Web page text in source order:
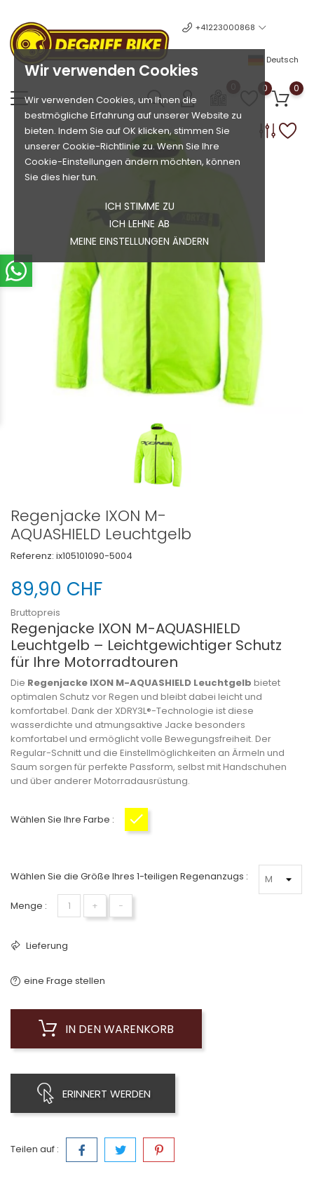
Wir verwenden Cookies
Wir verwenden Cookies, um Ihnen die
bestmögliche Erfahrung auf unserer Website zu
bieten. Indem Sie auf OK klicken, stimmen Sie
unserer Cookie-Richtlinie zu. Wenn Sie Ihre
Cookie-Einstellungen ändern möchten, können
Sie dies hier tun.
ICH STIMME ZU
ICH LEHNE AB
MEINE EINSTELLUNGEN ÄNDERN
+41223000868
Deutsch
0 0
Regenjacke IXON M-
AQUASHIELD Leuchtgelb
Referenz: ix105101090-5004
89,90 CHF
Bruttopreis
Regenjacke IXON M-AQUASHIELD
Leuchtgelb – Leichtgewichtiger Schutz
für Ihre Motorradtouren
Die Regenjacke IXON M-AQUASHIELD Leuchtgelb bietet
optimalen Schutz vor Regen und bleibt dabei leicht und
komfortabel. Dank der XDRY3L®-Technologie ist diese
wasserdichte und atmungsaktive Jacke besonders
komfortabel und ermöglicht volle Bewegungsfreiheit. Der
Regular-Schnitt und die Einstellmöglichkeiten an Ärmeln und
Saum sorgen für perfekte Passform, selbst mit Handschuhen
und über anderer Motorradausrüstung.
Wählen Sie Ihre Farbe :
Wählen Sie die Größe Ihres 1-teiligen Regenanzugs :
Menge : + −
Lieferung
eine Frage stellen
IN DEN WARENKORB
ERINNERT WERDEN
Teilen auf :